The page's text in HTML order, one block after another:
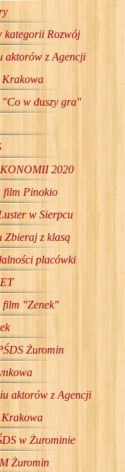
kategorii Rozwój
z Agencji
Krakowa
w duszy gra"
2020
film Pinokio
w Sierpcu
Zbieraj z klasą
placówki
film "Zenek"
Żuromin
aktorów z Agencji
Krakowa
w Żurominie
Żuromin